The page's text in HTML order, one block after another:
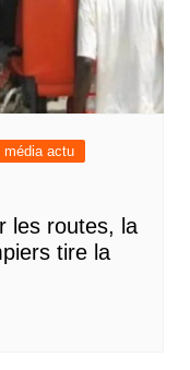
média actu
les routes, la
tire la